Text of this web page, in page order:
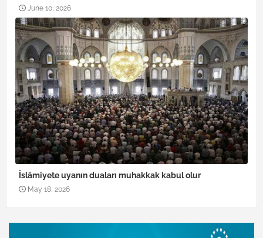
June 10, 2026
İslâmiyete uyanın duaları muhakkak kabul olur
May 18, 2026